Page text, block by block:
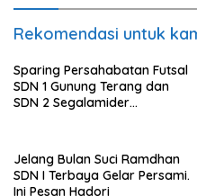
Rekomendasi untuk
Sparing Persahabatan Futsal
SDN 1 Gunung Terang dan
SDN 2 Segalamider
Jelang Bulan Suci Ramdhan
SDN I Terbaya Gelar Persami.
Ini Pesan Hadori